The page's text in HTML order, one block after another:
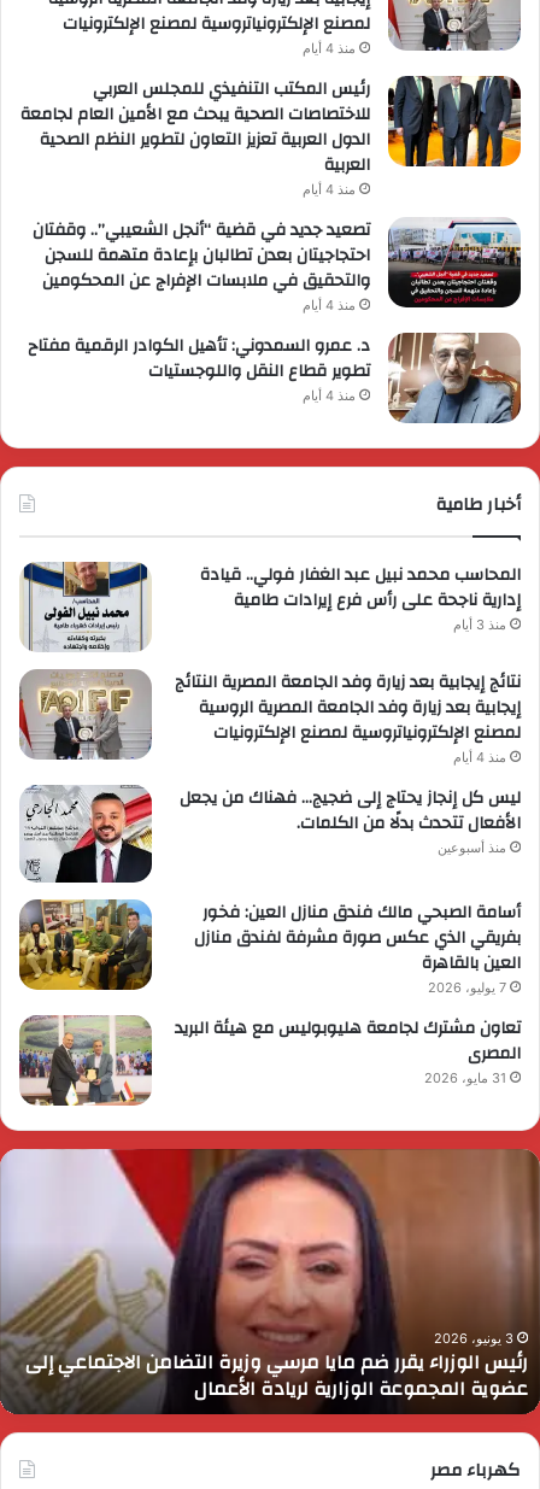
لمصنع الإلكترونياتروسية لمصنع الإلكترونيات
منذ 4 أيام
رئيس المكتب التنفيذي للمجلس العربي
للاختصاصات الصحية يبحث مع الأمين العام لجامعة
الدول العربية تعزيز التعاون لتطوير النظم الصحية
العربية
منذ 4 أيام
تصعيد جديد في قضية “أنجل الشعيبي”.. وقفتان
احتجاجيتان بعدن تطالبان بإعادة متهمة للسجن
والتحقيق في ملابسات الإفراج عن المحكومين
منذ 4 أيام
د. عمرو السمدوني: تأهيل الكوادر الرقمية مفتاح
تطوير قطاع النقل واللوجستيات
منذ 4 أيام
أخبار طامية
المحاسب محمد نبيل عبد الغفار فولي.. قيادة
إدارية ناجحة على رأس فرع إيرادات طامية
منذ 3 أيام
نتائج إيجابية بعد زيارة وفد الجامعة المصرية النتائج
إيجابية بعد زيارة وفد الجامعة المصرية الروسية
لمصنع الإلكترونياتروسية لمصنع الإلكترونيات
منذ 4 أيام
ليس كل إنجاز يحتاج إلى ضجيج… فهناك من يجعل
الأفعال تتحدث بدلًا من الكلمات.
منذ أسبوعين
أسامة الصبحي مالك فندق منازل العين: فخور
بفريقي الذي عكس صورة مشرفة لفندق منازل
العين بالقاهرة
7 يوليو، 2026
تعاون مشترك لجامعة هليوبوليس مع هيئة البريد
المصرى
31 مايو، 2026
رئيس
التضامن
الاجتماعي
إلى
عضوية
المجموعة
الوزارية
3 يونيو، 2026
رئيس الوزراء يقرر ضم مايا مرسي وزيرة التضامن الاجتماعي إلى
عضوية المجموعة الوزارية لريادة الأعمال
كهرباء مصر